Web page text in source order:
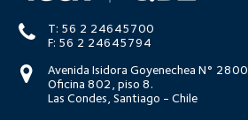
T: 56 2 24645700
F: 56 2 24645794
Avenida Isidora Goyenechea N° 2800,
Oficina 802, piso 8.
Las Condes, Santiago - Chile